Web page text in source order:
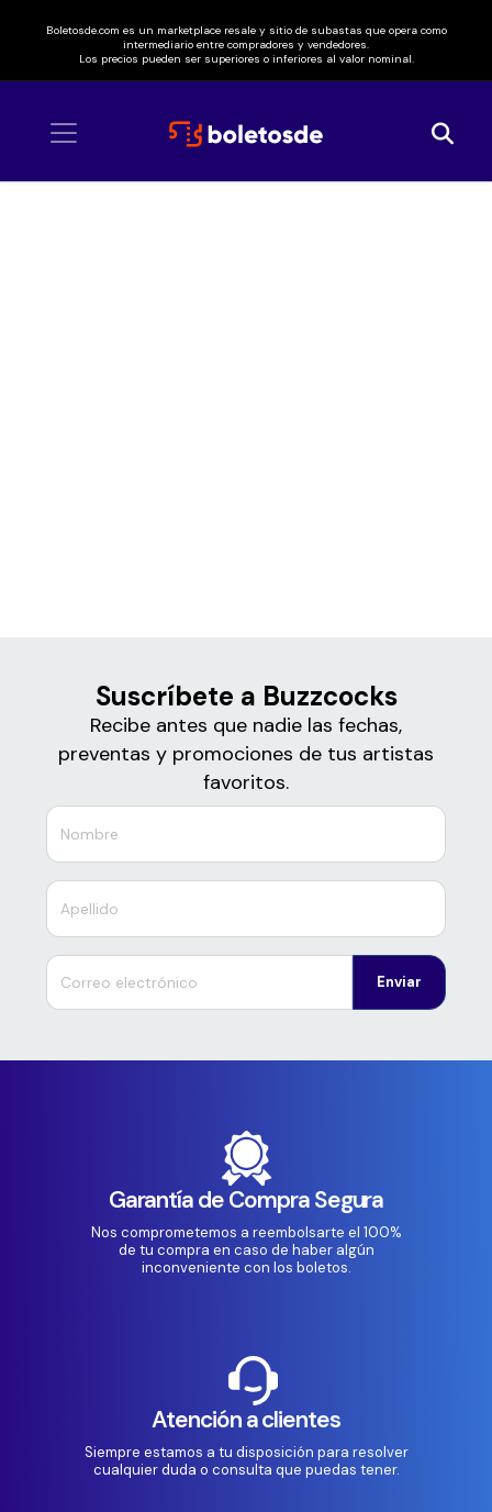
Boletosde.com es un marketplace resale y sitio de subastas que opera como
intermediario entre compradores y vendedores.
Los precios pueden ser superiores o inferiores al valor nominal.
Suscríbete a Buzzcocks
Recibe antes que nadie las fechas,
preventas y promociones de tus artistas
favoritos.
Enviar
Garantía de Compra Segura
Nos comprometemos a reembolsarte el 100%
de tu compra en caso de haber algún
inconveniente con los boletos.
Atención a clientes
Siempre estamos a tu disposición para resolver
cualquier duda o consulta que puedas tener.